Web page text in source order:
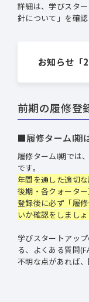
詳細は、学びスタ
針について」を確認
お知らせ「
前期の履修登
■履修タームⅠ期
履修タームⅠ期では
です。
年間を通した適切
後期・各クォータ
登録後に必ず「履
いか確認をしましょ
学びスタートアッ
る、よくある質問
不明な点があれば